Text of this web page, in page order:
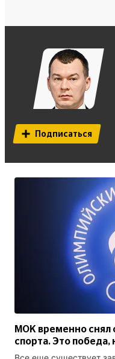
Подписаться
МОК временно снял
спорта. Это